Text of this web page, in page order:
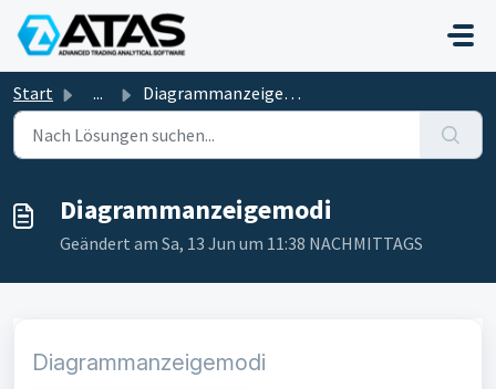
Zum hauptsächlichen Inhalt gehen
Start ... Diagrammanzeigemodi
Diagrammanzeigemodi
Geändert am Sa, 13 Jun um 11:38 NACHMITTAGS
Diagrammanzeigemodi